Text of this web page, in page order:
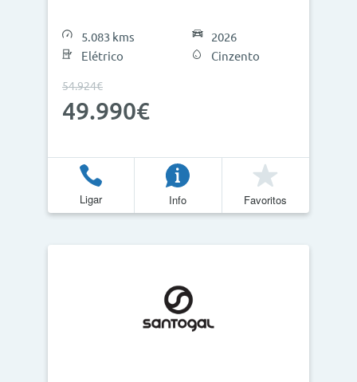
5.083 kms
Elétrico
2026
Cinzento
54.924€
49.990€
Ligar Info Favoritos